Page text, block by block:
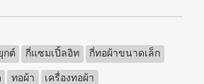
กต์ กี่แซมเปิ้ลอิท กี่ทอผ้าขนาดเล็ก
ทอผ้า เครื่องทอผ้า